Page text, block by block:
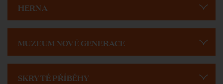
MUZEUM NOVÉ GENERACE
HERNA
SKRYTÉ PŘÍBĚHY